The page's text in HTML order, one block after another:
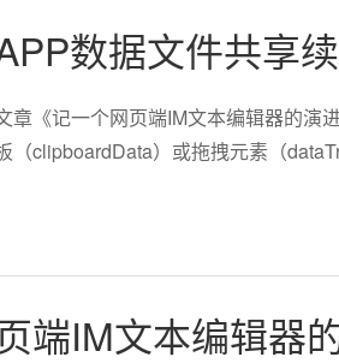
数据文件共享
章《记一个网页端IM文本编辑器的演
（clipboardData）或拖拽元素（
端IM文本编辑器